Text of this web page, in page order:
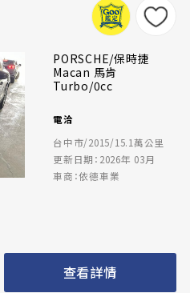
PORSCHE/保時捷
Macan 馬肯
Turbo/0cc
電洽
台中市/2015/15.1萬公里
更新日期：2026年 03月
車商：依德車業
查看詳情